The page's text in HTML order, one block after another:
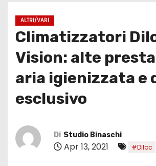
ALTRI/VARI
Climatizzatori
Vision: alte
aria igienizzata e
esclusivo
Di Studio Binaschi
Apr 13, 2021 #Diloc